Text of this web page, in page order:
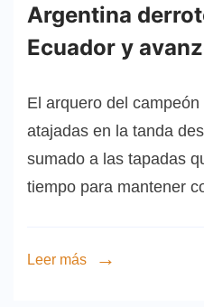
Argentina
Ecuador y
El arquero del
atajadas en la tanda
sumado a las tapadas
tiempo para mantener
Leer más